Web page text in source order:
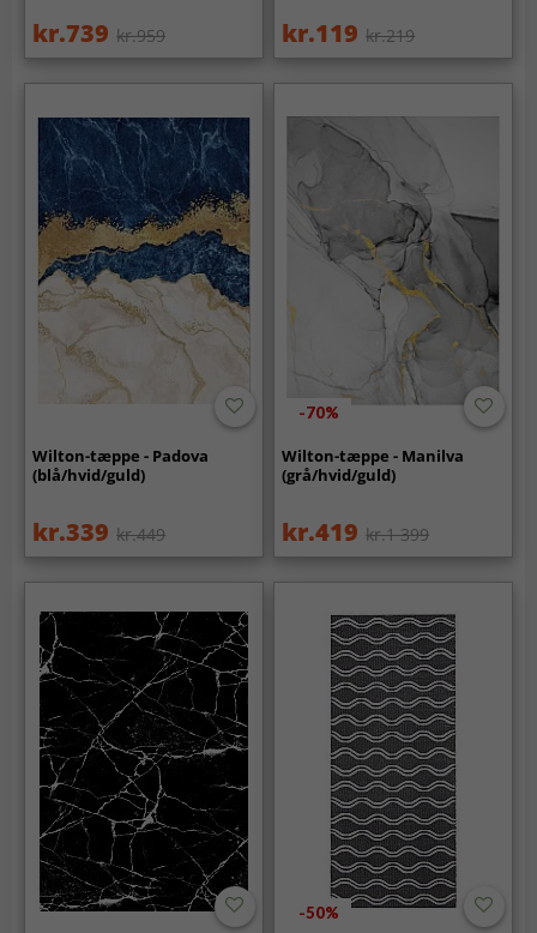
kr.739 kr.959 kr.119 kr.219
Wilton-tæppe - Padova
(blå/hvid/guld)
kr.339 kr.449
-70%
Wilton-tæppe - Manilva
(grå/hvid/guld)
kr.419 kr.1 399
-50%